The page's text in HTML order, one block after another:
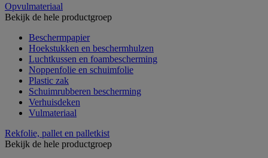
Opvulmateriaal
Bekijk de hele productgroep
Beschermpapier
Hoekstukken en beschermhulzen
Luchtkussen en foambescherming
Noppenfolie en schuimfolie
Plastic zak
Schuimrubberen bescherming
Verhuisdeken
Vulmateriaal
Rekfolie, pallet en palletkist
Bekijk de hele productgroep